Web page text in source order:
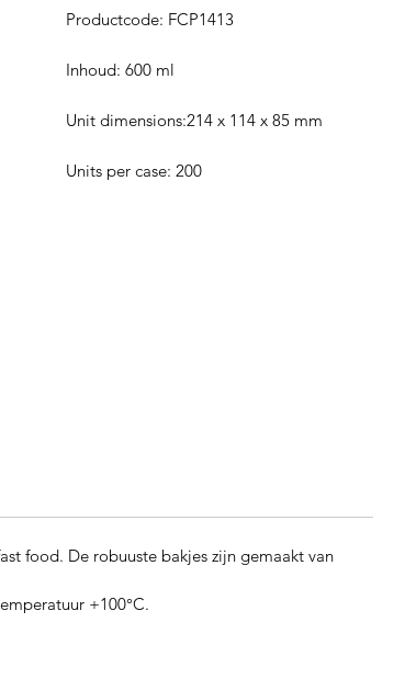
Productcode: FCP1413
Inhoud: 600 ml
Unit dimensions:214 x 114 x 85 mm
Units per case: 200
food. De robuuste bakjes zijn gemaakt van
+100°C.